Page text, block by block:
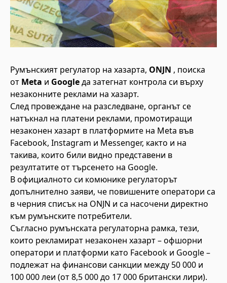
Румънският регулатор на хазарта, ONJN , поиска
от Meta и Googleда затегнат контрола си върху
незаконните реклами на хазарт.
След провеждане на разследване, органът се
натъкнал на платени реклами, промотиращи
незаконен хазарт в платформите на Meta във
Facebook, Instagram и Messenger, както и на
такива, които били видно представени в
резултатите от търсенето на Google.
В официалното си комюнике регулаторът
допълнително заяви, че повишените оператори са
в черния списък на ONJN и са насочени директно
към румънските потребители.
Съгласно румънската регулаторна рамка, тези,
които рекламират незаконен хазарт – офшорни
оператори и платформи като Facebook и Google –
подлежат на финансови санкции между 50 000 и
100 000 леи (от 8,5 000 до 17 000 британски лири).